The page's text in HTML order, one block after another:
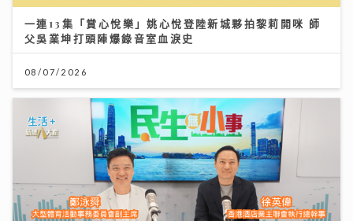
一連13集「賞心悅樂」姚心悅登陸新城夥拍黎莉開咪 師
父吳業坤打頭陣爆錄音室血淚史
08/07/2026